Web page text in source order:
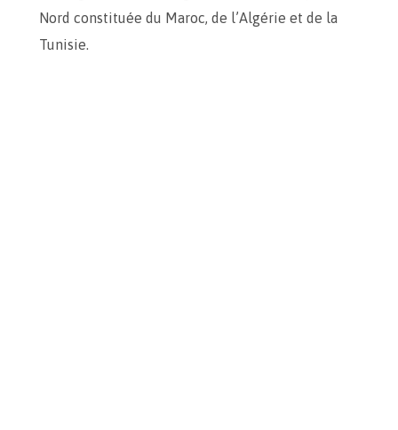
Nord constituée du Maroc, de l’Algérie et de la
Tunisie.